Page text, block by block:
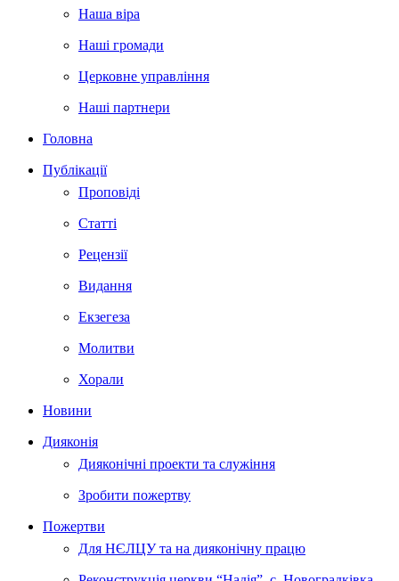
Наша віра
Наші громади
Церковне управління
Наші партнери
Головна
Публікації
Проповіді
Статті
Рецензії
Видання
Екзегеза
Молитви
Хорали
Новини
Дияконія
Дияконічні проекти та служіння
Зробити пожертву
Пожертви
Для НЄЛЦУ та на дияконічну працю